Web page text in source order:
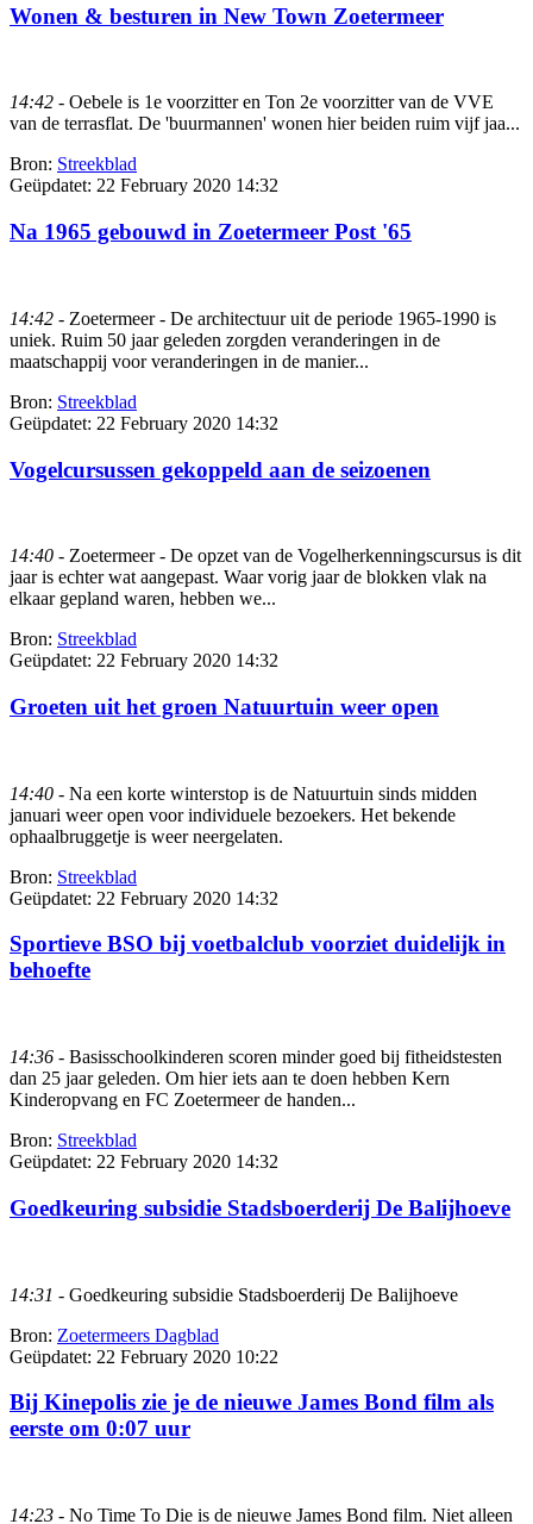
Wonen & besturen in New Town Zoetermeer
14:42 - Oebele is 1e voorzitter en Ton 2e voorzitter van de VVE
van de terrasflat. De 'buurmannen' wonen hier beiden ruim vijf jaa...
Bron: Streekblad
Geüpdatet: 22 February 2020 14:32
Na 1965 gebouwd in Zoetermeer Post '65
14:42 - Zoetermeer - De architectuur uit de periode 1965-1990 is
uniek. Ruim 50 jaar geleden zorgden veranderingen in de
maatschappij voor veranderingen in de manier...
Bron: Streekblad
Geüpdatet: 22 February 2020 14:32
Vogelcursussen gekoppeld aan de seizoenen
14:40 - Zoetermeer - De opzet van de Vogelherkenningscursus is dit
jaar is echter wat aangepast. Waar vorig jaar de blokken vlak na
elkaar gepland waren, hebben we...
Bron: Streekblad
Geüpdatet: 22 February 2020 14:32
Groeten uit het groen Natuurtuin weer open
14:40 - Na een korte winterstop is de Natuurtuin sinds midden
januari weer open voor individuele bezoekers. Het bekende
ophaalbruggetje is weer neergelaten.
Bron: Streekblad
Geüpdatet: 22 February 2020 14:32
Sportieve BSO bij voetbalclub voorziet duidelijk in
behoefte
14:36 - Basisschoolkinderen scoren minder goed bij fitheidstesten
dan 25 jaar geleden. Om hier iets aan te doen hebben Kern
Kinderopvang en FC Zoetermeer de handen...
Bron: Streekblad
Geüpdatet: 22 February 2020 14:32
Goedkeuring subsidie Stadsboerderij De Balijhoeve
14:31 - Goedkeuring subsidie Stadsboerderij De Balijhoeve
Bron: Zoetermeers Dagblad
Geüpdatet: 22 February 2020 10:22
Bij Kinepolis zie je de nieuwe James Bond film als
eerste om 0:07 uur
14:23 - No Time To Die is de nieuwe James Bond film. Niet alleen